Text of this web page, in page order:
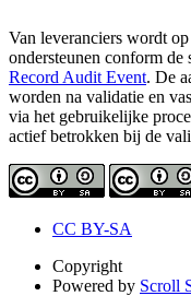
Van leveranciers wordt
ondersteunen conform de
Record Audit Event. De
worden na validatie en
via het gebruikelijke
actief betrokken bij de
CC BY-SA
Copyright
Powered by Scroll